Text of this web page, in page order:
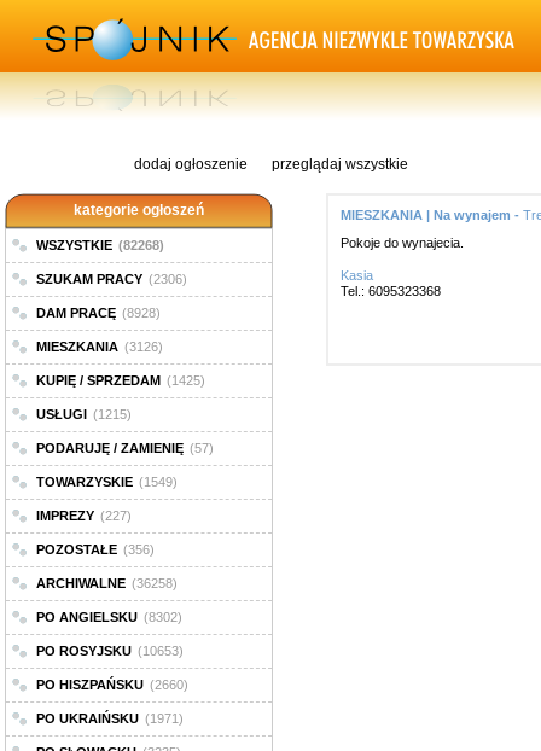
dodaj ogłoszenie przeglądaj wszystkie
kategorie ogłoszeń
WSZYSTKIE (82268)
SZUKAM PRACY (2306)
DAM PRACĘ (8928)
MIESZKANIA (3126)
KUPIĘ / SPRZEDAM (1425)
USŁUGI (1215)
PODARUJĘ / ZAMIENIĘ (57)
TOWARZYSKIE (1549)
IMPREZY (227)
POZOSTAŁE (356)
ARCHIWALNE (36258)
PO ANGIELSKU (8302)
PO ROSYJSKU (10653)
PO HISZPAŃSKU (2660)
PO UKRAIŃSKU (1971)
MIESZKANIA | Na wynajem -
Pokoje do wynajecia.
Kasia
Tel.: 6095323368